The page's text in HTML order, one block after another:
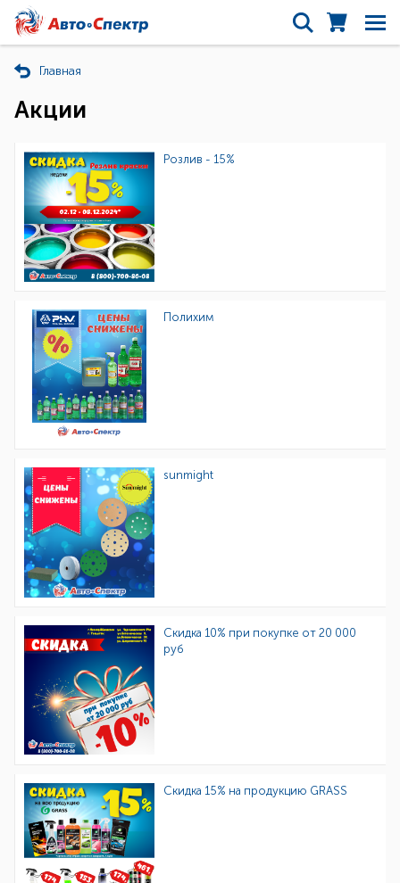
Главная
Акции
Розлив - 15%
Полихим
sunmight
Скидка 10% при покупке от 20 000
руб
Скидка 15% на продукцию GRASS